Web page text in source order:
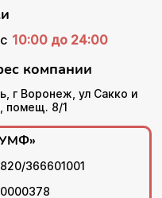
10:00 до 24:00
компании
г Воронеж, ул Сакко и
помещ. 8/1
366601001